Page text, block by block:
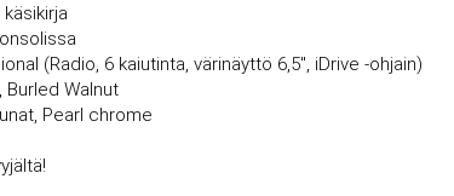
(Radio, 6 kaiutinta, värinäyttö 6,5", iDrive -ohjain)
Walnut
Pearl chrome